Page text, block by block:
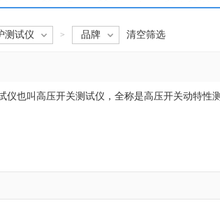
测试仪 > 品牌 清空筛选
仪也叫高压开关测试仪，全称是高压开关动特性